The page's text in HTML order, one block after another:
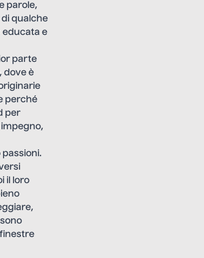
parole,
qualche
educata e
parte
dove è
perché
per
impegno,
passioni.
il loro